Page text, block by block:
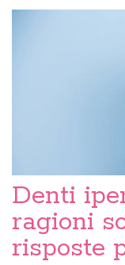
Denti
ragioni
risposte